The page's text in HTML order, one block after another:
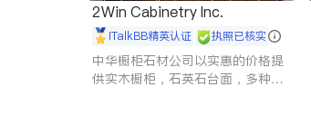
2Win Cabinetry Inc.
iTalkBB精英认证 执照已核实
中华橱柜石材公司以实惠的价格提
供实木橱柜，石英石台面，多种优